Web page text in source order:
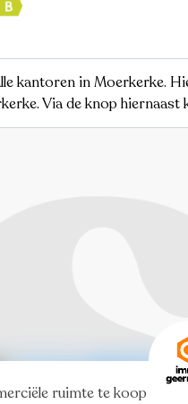
kantoren in Moerkerke.
Via de knop
ruimte te koop